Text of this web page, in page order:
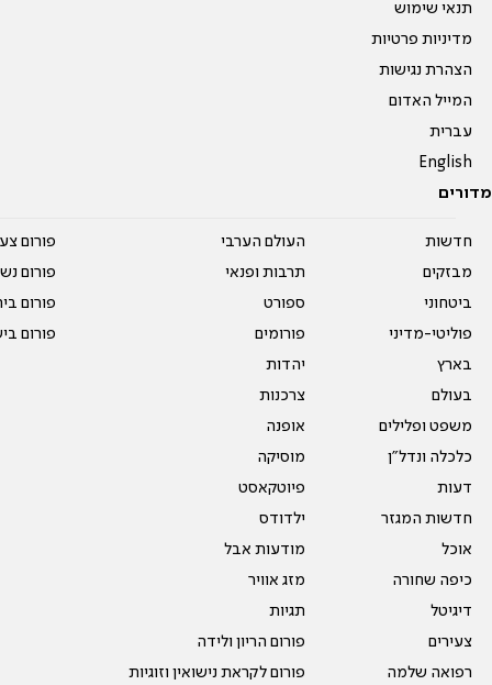
תנאי שימוש
מדיניות פרטיות
הצהרת נגישות
המייל האדום
עברית
English
מדורים
חדשות
מבזקים
ביטחוני
פוליטי-מדיני
בארץ
בעולם
משפט ופלילים
כלכלה ונדל"ן
דעות
חדשות המגזר
אוכל
כיפה שחורה
דיגיטל
צעירים
רפואה שלמה
העולם הערבי
תרבות ופנאי
ספורט
פורומים
יהדות
צרכנות
אופנה
מוסיקה
פיוטקאסט
ילדודס
מודעות אבל
מזג אוויר
תגיות
פורום הריון ולידה
פורום לקראת נישואין וזוגיות
פורום
פורום
פורום
פורום